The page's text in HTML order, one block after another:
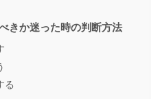
きか迷った時の判断方法
る